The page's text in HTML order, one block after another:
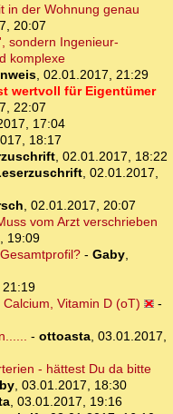
in der Wohnung genau
20:07
sondern Ingenieur-
komplexe
, 02.01.2017, 21:29
wertvoll für Eigentümer
22:07
17:04
18:17
, 02.01.2017, 18:22
, 02.01.2017,
, 02.01.2017, 20:07
vom Arzt verschrieben
19:09
- Gaby,
Vitamin D (oT)
-
- ottoasta, 03.01.2017,
- hättest Du da bitte
, 03.01.2017, 18:30
, 03.01.2017, 19:16